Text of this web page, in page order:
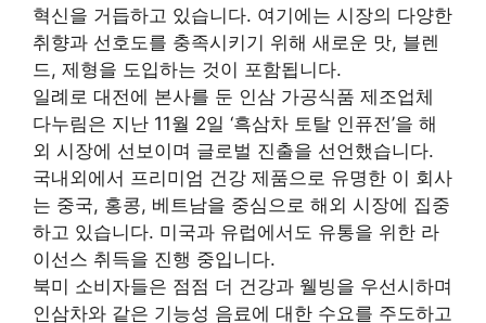
혁신을 거듭하고 있습니다. 여기에는 시장의 다양한
취향과 선호도를 충족시키기 위해 새로운 맛, 블렌
드, 제형을 도입하는 것이 포함됩니다.
일례로 대전에 본사를 둔 인삼 가공식품 제조업체
다누림은 지난 11월 2일 ‘흑삼차 토탈 인퓨전’을 해
외 시장에 선보이며 글로벌 진출을 선언했습니다.
국내외에서 프리미엄 건강 제품으로 유명한 이 회사
는 중국, 홍콩, 베트남을 중심으로 해외 시장에 집중
하고 있습니다. 미국과 유럽에서도 유통을 위한 라
이선스 취득을 진행 중입니다.
북미 소비자들은 점점 더 건강과 웰빙을 우선시하며
인삼차와 같은 기능성 음료에 대한 수요를 주도하고